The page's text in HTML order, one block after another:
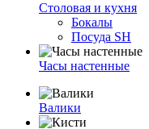
Столовая и кухня
Бокалы
Посуда SH
Часы настенные
Валики